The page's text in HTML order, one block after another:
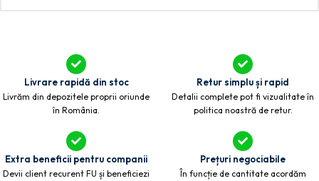
Livrare rapidă din stoc
Livrăm din depozitele proprii oriunde
în România.
Retur simplu și rapid
Detalii complete pot fi vizualitate în
politica noastră de retur.
Extra beneficii pentru companii
Devii client recurent FU și beneficiezi
Prețuri negociabile
În funcție de cantitate acordăm